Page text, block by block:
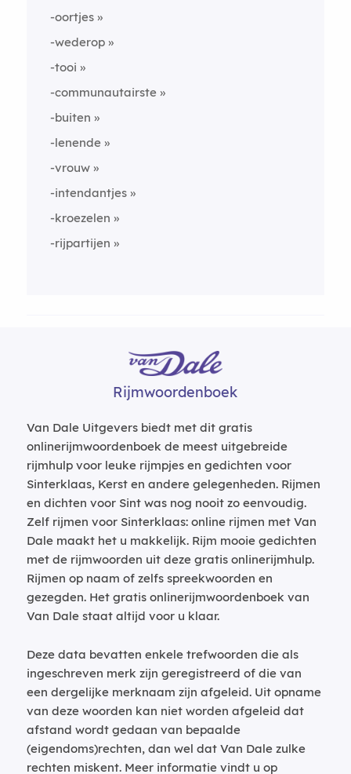
-oortjes
-wederop
-tooi
-communautairste
-buiten
-lenende
-vrouw
-intendantjes
-kroezelen
-rijpartijen
Rijmwoordenboek
Van Dale Uitgevers biedt met dit gratis
onlinerijmwoordenboek de meest uitgebreide
rijmhulp voor leuke rijmpjes en gedichten voor
Sinterklaas, Kerst en andere gelegenheden. Rijmen
en dichten voor Sint was nog nooit zo eenvoudig.
Zelf rijmen voor Sinterklaas: online rijmen met Van
Dale maakt het u makkelijk. Rijm mooie gedichten
met de rijmwoorden uit deze gratis onlinerijmhulp.
Rijmen op naam of zelfs spreekwoorden en
gezegden. Het gratis onlinerijmwoordenboek van
Van Dale staat altijd voor u klaar.
Deze data bevatten enkele trefwoorden die als
ingeschreven merk zijn geregistreerd of die van
een dergelijke merknaam zijn afgeleid. Uit opname
van deze woorden kan niet worden afgeleid dat
afstand wordt gedaan van bepaalde
(eigendoms)rechten, dan wel dat Van Dale zulke
rechten miskent. Meer informatie vindt u op